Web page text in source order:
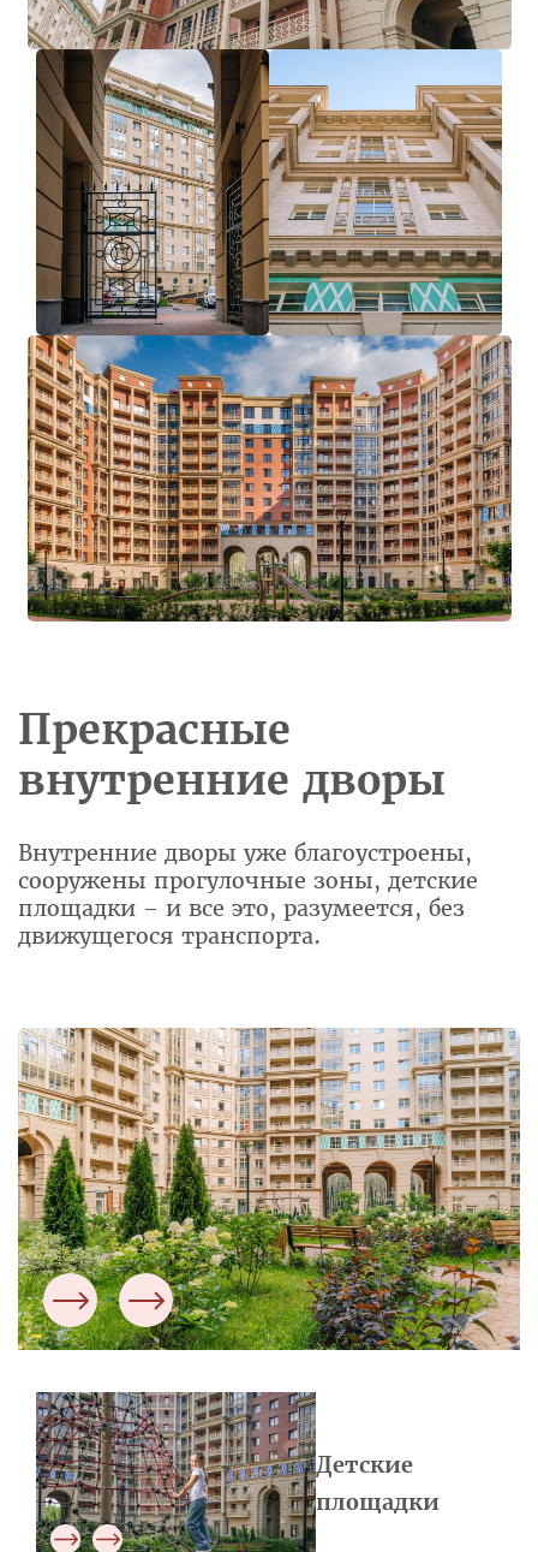
Прекрасные
внутренние дворы
Внутренние дворы уже благоустроены,
сооружены прогулочные зоны, детские
площадки – и все это, разумеется, без
движущегося транспорта.
Детские
площадки